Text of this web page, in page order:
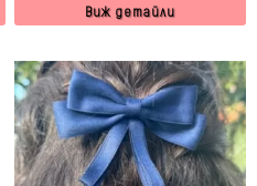
Виж детайли